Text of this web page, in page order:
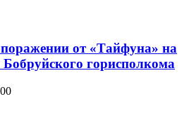
от «Тайфуна» на
Бобруйского горисполкома